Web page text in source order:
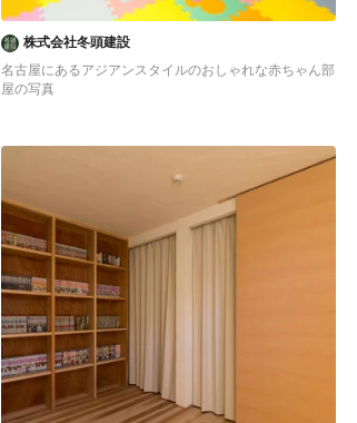
株式会社冬頭建設
名古屋にあるアジアンスタイルのおしゃれな赤ちゃん部
屋の写真